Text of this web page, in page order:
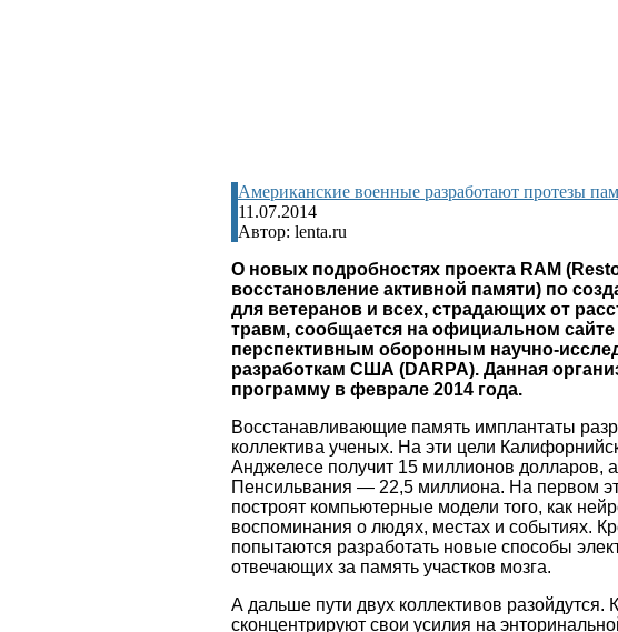
Американские военные разработают протезы
11.07.2014
Автор: lenta.ru
О новых подробностях проекта RAM
восстановление активной памяти) по
для ветеранов и всех, страдающих от
травм, сообщается на официальном сайте
перспективным оборонным научно-
разработкам США (DARPA). Данная
программу в феврале 2014 года.
Восстанавливающие память имплантаты
коллектива ученых. На эти цели
Анджелесе получит 15 миллионов долларов,
Пенсильвания — 22,5 миллиона. На первом
построят компьютерные модели того, как
воспоминания о людях, местах и событиях.
попытаются разработать новые способы
отвечающих за память участков мозга.
А дальше пути двух коллективов
сконцентрируют свои усилия на